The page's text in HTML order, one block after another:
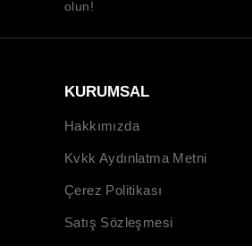
olun!
KURUMSAL
Hakkımızda
Kvkk Aydınlatma Metni
Çerez Politikası
Satış Sözleşmesi